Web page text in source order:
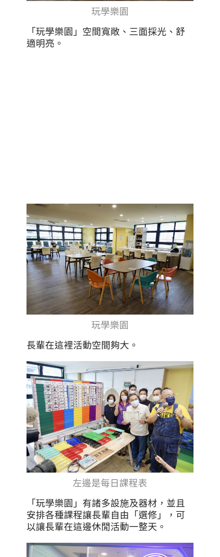
玩學樂園
「玩學樂園」空間寬敞、三面採光、舒
適明亮。
玩學樂園
長輩在這裡活動空間夠大。
左邊是每日課程表
「玩學樂園」有諸多設施及器材，並且
安排各種課程讓長輩自由「選修」，可
以讓長輩在這邊休閒活動一整天。